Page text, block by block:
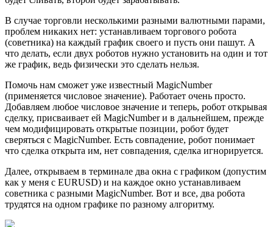
В случае торговли несколькими разными валютными парами,
проблем никаких нет: устанавливаем торгового робота
(советника) на каждый график своего и пусть они пашут. А
что делать, если двух роботов нужно установить на один и тот
же график, ведь физически это сделать нельзя.
Помочь нам сможет уже известный MagicNumber
(применяется числовое значение). Работает очень просто.
Добавляем любое числовое значение и теперь, робот открывая
сделку, присваивает ей MagicNumber и в дальнейшем, прежде
чем модифицировать открытые позиции, робот будет
сверяться с MagicNumber. Есть совпадение, робот понимает
что сделка открыта им, нет совпадения, сделка игнорируется.
Далее, открываем в терминале два окна с графиком (допустим
как у меня с EURUSD) и на каждое окно устанавливаем
советника с разными MagicNumber. Вот и все, два робота
трудятся на одном графике по разному алгоритму.